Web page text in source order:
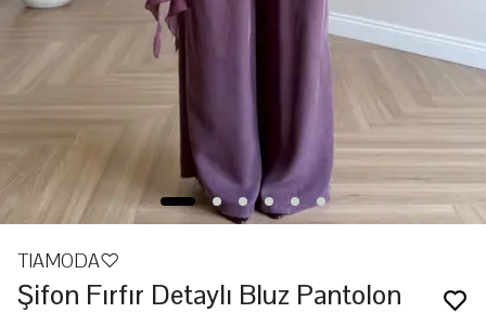
TIAMODA♡
Şifon Fırfır Detaylı Bluz Pantolon